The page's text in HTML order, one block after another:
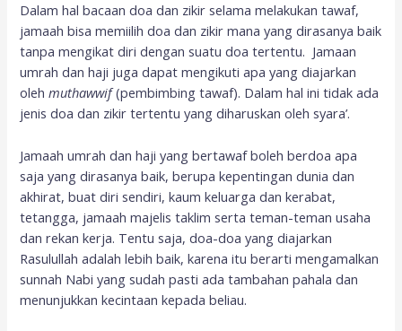
Dalam hal bacaan doa dan zikir selama melakukan tawaf,
jamaah bisa memiilih doa dan zikir mana yang dirasanya baik
tanpa mengikat diri dengan suatu doa tertentu. Jamaan
umrah dan haji juga dapat mengikuti apa yang diajarkan
olehmuthawwif(pembimbing tawaf). Dalam hal ini tidak ada
jenis doa dan zikir tertentu yang diharuskan oleh syara’.
Jamaah umrah dan haji yang bertawaf boleh berdoa apa
saja yang dirasanya baik, berupa kepentingan dunia dan
akhirat, buat diri sendiri, kaum keluarga dan kerabat,
tetangga, jamaah majelis taklim serta teman-teman usaha
dan rekan kerja. Tentu saja, doa-doa yang diajarkan
Rasulullah adalah lebih baik, karena itu berarti mengamalkan
sunnah Nabi yang sudah pasti ada tambahan pahala dan
menunjukkan kecintaan kepada beliau.